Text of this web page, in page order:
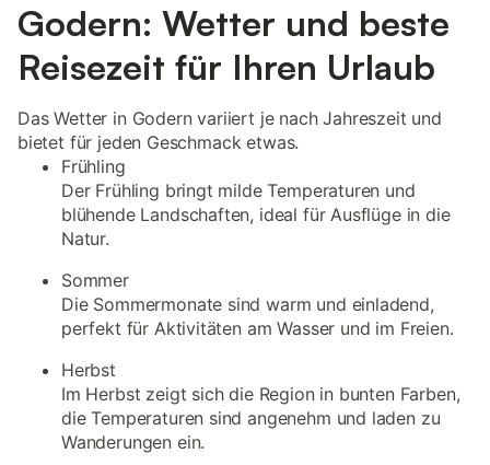
Godern: Wetter und beste
Reisezeit für Ihren Urlaub
Das Wetter in Godern variiert je nach Jahreszeit und
bietet für jeden Geschmack etwas.
Frühling
Der Frühling bringt milde Temperaturen und
blühende Landschaften, ideal für Ausflüge in die
Natur.
Sommer
Die Sommermonate sind warm und einladend,
perfekt für Aktivitäten am Wasser und im Freien.
Herbst
Im Herbst zeigt sich die Region in bunten Farben,
die Temperaturen sind angenehm und laden zu
Wanderungen ein.